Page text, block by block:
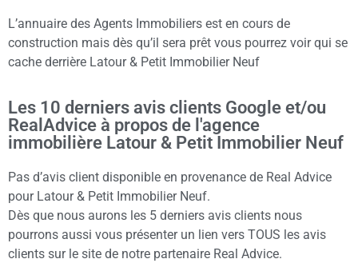
L’annuaire des Agents Immobiliers est en cours de
construction mais dès qu’il sera prêt vous pourrez voir qui se
cache derrière Latour & Petit Immobilier Neuf
Les 10 derniers avis clients Google et/ou
RealAdvice à propos de l'agence
immobilière Latour & Petit Immobilier Neuf
Pas d’avis client disponible en provenance de Real Advice
pour Latour & Petit Immobilier Neuf.
Dès que nous aurons les 5 derniers avis clients nous
pourrons aussi vous présenter un lien vers TOUS les avis
clients sur le site de notre partenaire Real Advice.